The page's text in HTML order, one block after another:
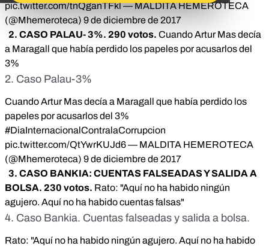
pic.twitter.com/tnQganTFkl— MALDITA HEMEROTECA
(@Mhemeroteca) 9 de diciembre de 2017
2. CASO PALAU- 3%. 290 votos. Cuando Artur Mas decía
a Maragall que había perdido los papeles por acusarlos del
3%
2. Caso Palau-3%
Cuando Artur Mas decía a Maragall que había perdido los
papeles por acusarlos del 3%
#DiaInternacionalContralaCorrupcion
pic.twitter.com/QtYwrKUJd6— MALDITA HEMEROTECA
(@Mhemeroteca) 9 de diciembre de 2017
3. CASO BANKIA: CUENTAS FALSEADAS Y SALIDA A
BOLSA. 230 votos. Rato: "Aquí no ha habido ningún
agujero. Aquí no ha habido cuentas falsas"
4. Caso Bankia. Cuentas falseadas y salida a bolsa.
Rato: "Aquí no ha habido ningún agujero. Aquí no ha habido